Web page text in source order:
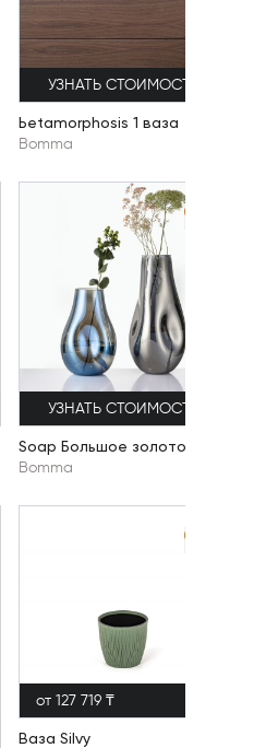
УЗНАТЬ СТОИМОСТЬ
Ьetamorphosis 1 ваза
Bomma
УЗНАТЬ СТОИМОСТЬ
Soap Большое золото
Bomma
от 127 719 ₸
Ваза Silvy